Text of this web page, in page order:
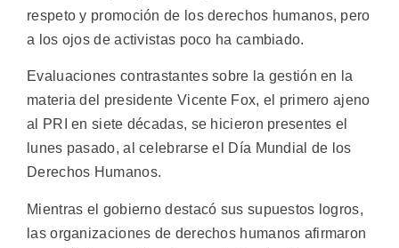
respeto y promoción de los derechos humanos, pero
a los ojos de activistas poco ha cambiado.
Evaluaciones contrastantes sobre la gestión en la
materia del presidente Vicente Fox, el primero ajeno
al PRI en siete décadas, se hicieron presentes el
lunes pasado, al celebrarse el Día Mundial de los
Derechos Humanos.
Mientras el gobierno destacó sus supuestos logros,
las organizaciones de derechos humanos afirmaron